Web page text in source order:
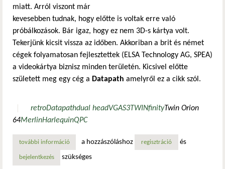
miatt. Arról viszont már
kevesebben tudnak, hogy előtte is voltak erre való
próbálkozások. Bár igaz, hogy ez nem 3D-s kártya volt.
Tekerjünk kicsit vissza az időben. Akkoriban a brit és német
cégek folyamatosan fejlesztettek (ELSA Technology AG, SPEA)
a videokártya biznisz minden területén. Kicsivel előtte
született meg egy cég a Datapath amelyről ez a cikk szól.
retroDatapathdual headVGAS3TWINfinityTwin Orion
64MerlinHarlequinQPC
további információretró: két videókimenettel (dual head) rendelkező kártyák
a hozzászóláshoz regisztráció és
bejelentkezés szükséges